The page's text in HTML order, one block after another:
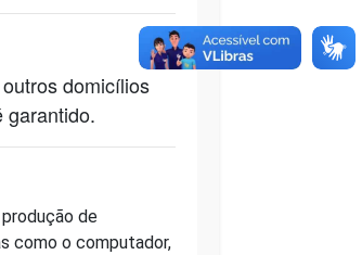
domicílios
garantido.
de
como o computador,